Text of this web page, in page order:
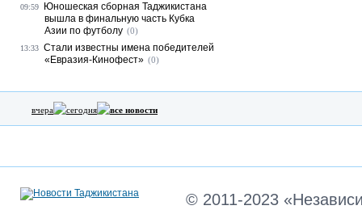
09:59
Юношеская сборная Таджикистана
вышла в финальную часть Кубка
Азии по футболу (0)
13:33 Стали известны имена победителей
«Евразия-Кинофест» (0)
вчера сегодня все новости
© 2011-2023